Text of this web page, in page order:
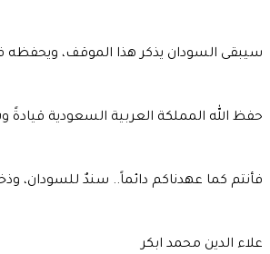
سيبقى السودان يذكر هذا الموقف، ويحفظه
حفظ الله المملكة العربية السعودية
فأنتم كما عهدناكم دائماً.. سندٌ للسودان،
علاء الدين محمد ابكر